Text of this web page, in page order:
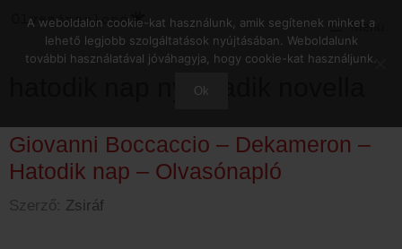
tartalomba
Menu
hatodik nap nyolcadik novella
Giovanni Boccaccio – Dekameron –
Hatodik nap – Olvasónapló
Szerző: Zsiráf
A weboldalon cookie-kat használunk, amik segítenek minket a
lehető legjobb szolgáltatások nyújtásában. Weboldalunk
további használatával jóváhagyja, hogy cookie-kat használjunk.
Ok